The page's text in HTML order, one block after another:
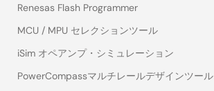
Renesas Flash Programmer
MCU / MPU セレクションツール
iSim オペアンプ・シミュレーション
PowerCompassマルチレールデザインツール